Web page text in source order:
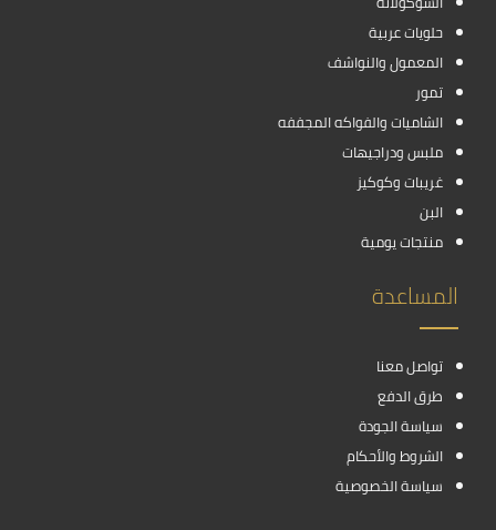
حلويات عربية
المعمول والنواشف
تمور
الشاميات والفواكه المجففه
ملبس ودراجيهات
غريبات وكوكيز
البن
منتجات يومية
المساعدة
تواصل معنا
طرق الدفع
سياسة الجودة
الشروط والأحكام
سياسة الخصوصية